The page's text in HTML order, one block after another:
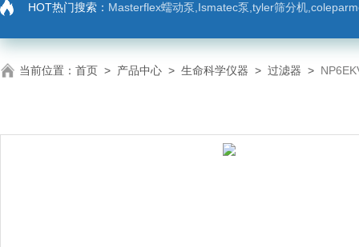
HOT热门搜索： Masterflex蠕动泵,Ismatec泵,tyler筛分机,coleparmer,注射
当前位置： 首页 > 产品中心 > 生命科学仪器 > 过滤器 >